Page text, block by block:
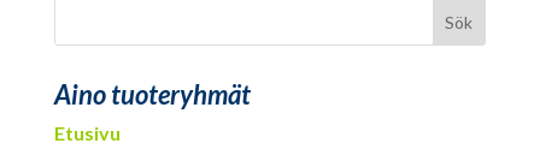
Aino tuoteryhmät
Etusivu